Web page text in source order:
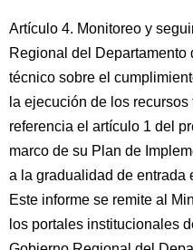
Artículo 4. Monitoreo y
Regional del Departamento
técnico sobre el
la ejecución de los
referencia el artículo 1 del
marco de su Plan de
a la gradualidad de entrada
Este informe se remite al
los portales institucionales